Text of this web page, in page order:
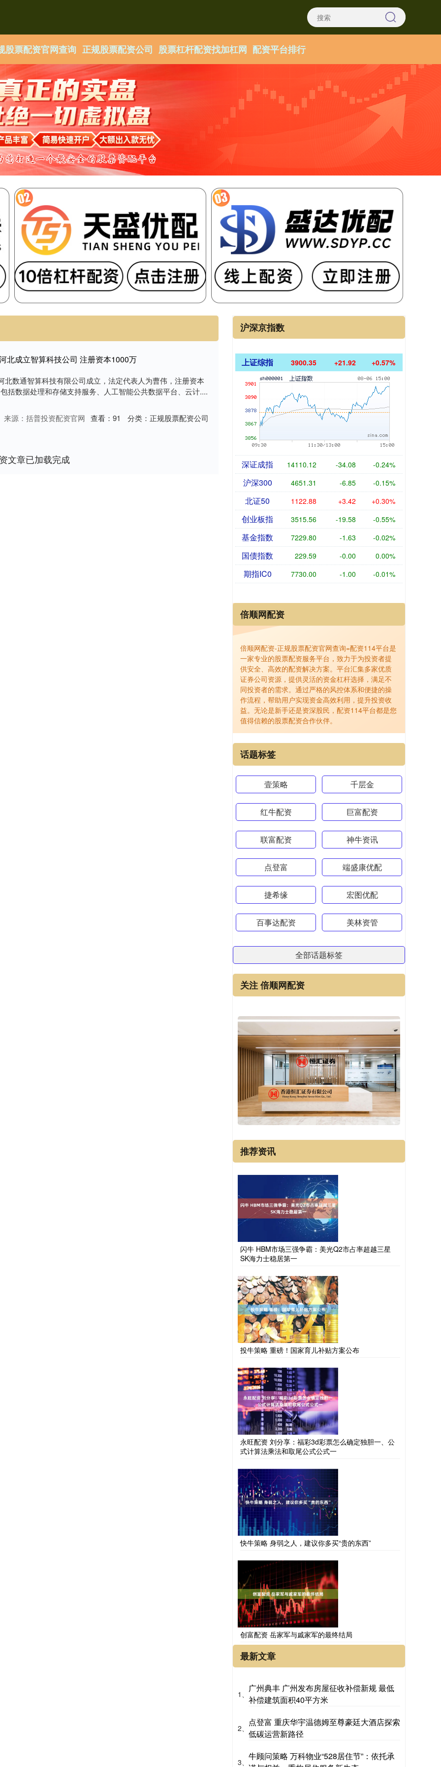
股票配资官网查询 正规股票配资公司 股票杠杆配资找加杠网 配资平台排行
北成立智算科技公司 注册资本1000万
北数通智算科技有限公司成立，法定代表人为曹伟，注册资本
括数据处理和存储支持服务、人工智能公共数据平台、云计....
来源：括普投资配资官网 查看： 91 分类： 正规股票配资公司
文章已加载完成
沪深京指数
上证综指 3900.35 +21.92 +0.57%
深证成指 14110.12 -34.08 -0.24%
沪深300 4651.31 -6.85 -0.15%
北证50 1122.88 +3.42 +0.30%
创业板指 3515.56 -19.58 -0.55%
基金指数 7229.80 -1.63 -0.02%
国债指数 229.59 -0.00 0.00%
期指IC0 7730.00 -1.00 -0.01%
倍顺网配资
倍顺网配资-正规股票配资官网查询=配资114平台是
一家专业的股票配资服务平台，致力于为投资者提
供安全、高效的配资解决方案。平台汇集多家优质
证券公司资源，提供灵活的资金杠杆选择，满足不
同投资者的需求。通过严格的风控体系和便捷的操
作流程，帮助用户实现资金高效利用，提升投资收
益。无论是新手还是资深股民，配资114平台都是您
值得信赖的股票配资合作伙伴。
话题标签
壹策略 千层金
红牛配资 巨富配资
联富配资 神牛资讯
点登富 端盛康优配
捷希缘 宏图优配
百事达配资 美林资管
全部话题标签
关注 倍顺网配资
推荐资讯
闪牛 HBM市场三强争霸：美光Q2市占率超越三星
SK海力士稳居第一
投牛策略 重磅！国家育儿补贴方案公布
永旺配资 刘分享：福彩3d彩票怎么确定独胆一、公
式计算法乘法和取尾公式公式一
快牛策略 身弱之人，建议你多买“贵的东西”
创富配资 岳家军与戚家军的最终结局
最新文章
1、
广州典丰 广州发布房屋征收补偿新规 最低
补偿建筑面积40平方米
2、
点登富 重庆华宇温德姆至尊豪廷大酒店探索
低碳运营新路径
3、
牛顾问策略 万科物业“528居住节”：依托承